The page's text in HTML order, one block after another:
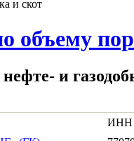
и скот
объему
и
ИНН